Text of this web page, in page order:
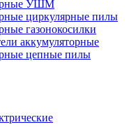
УШМ
циркулярные пилы
газонокосилки
аккумуляторные
цепные пилы